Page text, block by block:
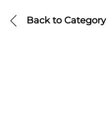
Back toCategory